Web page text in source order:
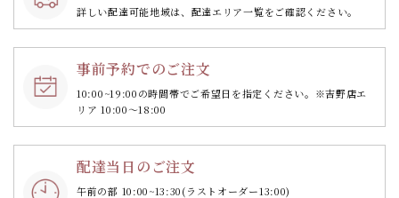
詳しい配達可能地域は、配達エリア一覧をご確認ください。
事前予約でのご注文
10:00~19:00の時間帯でご希望日を指定ください。 ※吉野店エ
リア 10:00～18:00
配達当日のご注文
午前の部 10:00~13:30(ラストオーダー13:00)